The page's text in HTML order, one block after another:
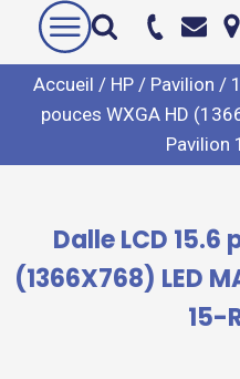
Accueil / HP/ Pavilion /
pouces WXGA HD
Pavilion
Dalle LCD 15.6
(1366X768) LED
15-